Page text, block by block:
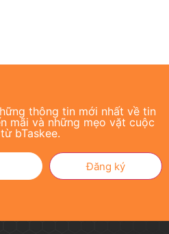
thông tin mới nhất về tin
mãi và những mẹo vặt cuộc
bTaskee.
Đăng ký